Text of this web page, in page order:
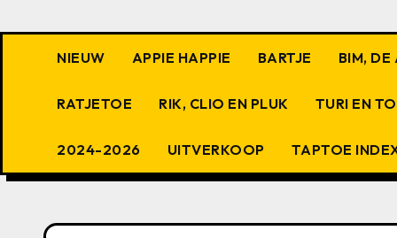
NIEUW APPIE HAPPIE BARTJE BIM, DE
RATJETOE RIK, CLIO EN PLUK TURI EN
2024-2026 UITVERKOOP TAPTOE